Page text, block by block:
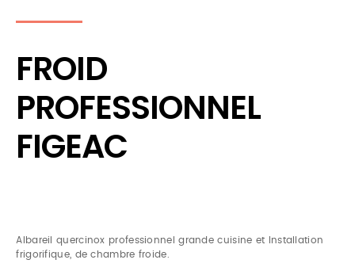
FROID
PROFESSIONNEL
FIGEAC
Albareil quercinox professionnel grande cuisine et Installation
frigorifique, de chambre froide.